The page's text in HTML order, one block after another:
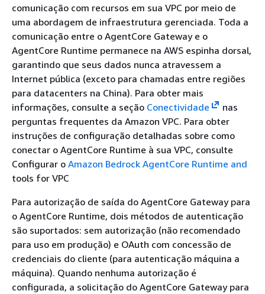
comunicação com recursos em sua VPC por meio de
uma abordagem de infraestrutura gerenciada. Toda a
comunicação entre o AgentCore Gateway e o
AgentCore Runtime permanece na AWS espinha dorsal,
garantindo que seus dados nunca atravessem a
Internet pública (exceto para chamadas entre regiões
para datacenters na China). Para obter mais
informações, consulte a seção Conectividade
nas
perguntas frequentes da Amazon VPC. Para obter
instruções de configuração detalhadas sobre como
conectar o AgentCore Runtime à sua VPC, consulte
Configurar o Amazon Bedrock AgentCore Runtime and
tools for VPC
Para autorização de saída do AgentCore Gateway para
o AgentCore Runtime, dois métodos de autenticação
são suportados: sem autorização (não recomendado
para uso em produção) e OAuth com concessão de
credenciais do cliente (para autenticação máquina a
máquina). Quando nenhuma autorização é
configurada, a solicitação do AgentCore Gateway para